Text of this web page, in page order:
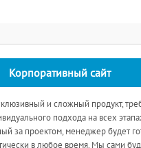
Корпоративный сайт
и сложный продукт,
подхода на всех
за проектом, менеджер будет
в любое время. Мы сами